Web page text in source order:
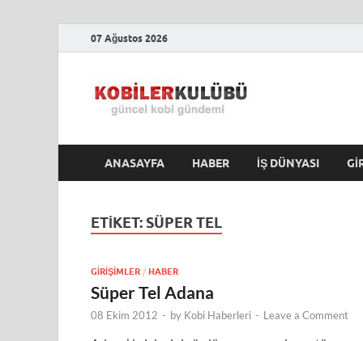
07 Ağustos 2026
ANASAYFA HABER İŞ DÜNYASI
ETIKET: SÜPER TEL
GIRIŞIMLER / HABER
Süper Tel Adana
08 Ekim 2012 - by Kobi Haberleri - Leave a Comment